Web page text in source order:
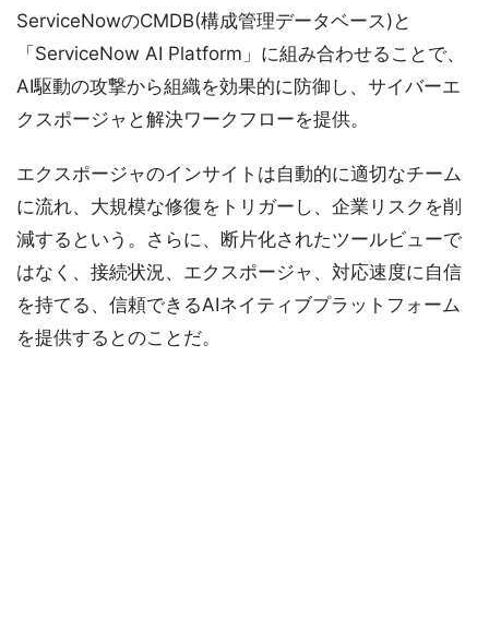
ServiceNowのCMDB(構成管理データベース)と
「ServiceNow AI Platform」に組み合わせることで、
AI駆動の攻撃から組織を効果的に防御し、サイバーエ
クスポージャと解決ワークフローを提供。
エクスポージャのインサイトは自動的に適切なチーム
に流れ、大規模な修復をトリガーし、企業リスクを削
減するという。さらに、断片化されたツールビューで
はなく、接続状況、エクスポージャ、対応速度に自信
を持てる、信頼できるAIネイティブプラットフォーム
を提供するとのことだ。